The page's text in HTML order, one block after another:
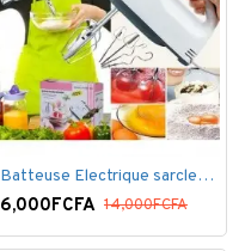
Batteuse Electrique sarclette à main– 7 vitesses
6,000FCFA 14,000FCFA